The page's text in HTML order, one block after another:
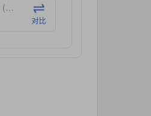
(德州仪器-TI)
对比